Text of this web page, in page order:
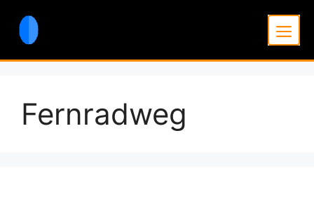
Inhalt
springen
Fernradweg